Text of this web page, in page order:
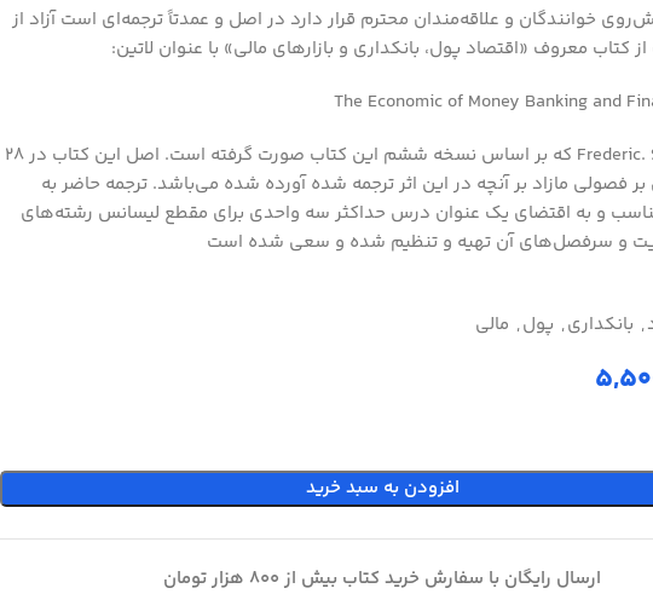
خوانندگان و علاقه‌مندان محترم قرار دارد در اصل و عمدتاً ترجمه‌اي است آزاد از
کتاب معروف «اقتصاد پول، بانکداري و بازارهاي مالي» با عنوان لاتين:
The Economic of Money Banking and
تأليف Frederic. S. Miskin که بر اساس نسخه ششم اين کتاب صورت گرفته است. اصل اين کتاب در 28
فصولي مازاد بر آنچه در اين اثر ترجمه شده آورده شده مي‌باشد. ترجمه حاضر به
و به اقتضاي يک عنوان درس حداکثر سه واحدي براي مقطع ليسانس رشته‌هاي
و سرفصل‌هاي آن تهيه و تنظيم شده و سعي شده است
, بانكداري, پول, مالي
افزودن به سبد خرید
ارسال رایگان با سفارش خرید کتاب بیش از 800 هزار تومان